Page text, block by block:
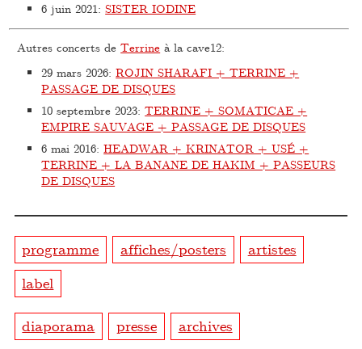
6 juin 2021:SISTER IODINE
Autres concerts deTerrine à la cave12:
29 mars 2026:ROJIN SHARAFI + TERRINE +
PASSAGE DE DISQUES
10 septembre 2023:TERRINE + SOMATICAE +
EMPIRE SAUVAGE + PASSAGE DE DISQUES
6 mai 2016:HEADWAR + KRINATOR + USÉ +
TERRINE + LA BANANE DE HAKIM + PASSEURS
DE DISQUES
programme affiches/posters
artistes
label
diaporama presse archives